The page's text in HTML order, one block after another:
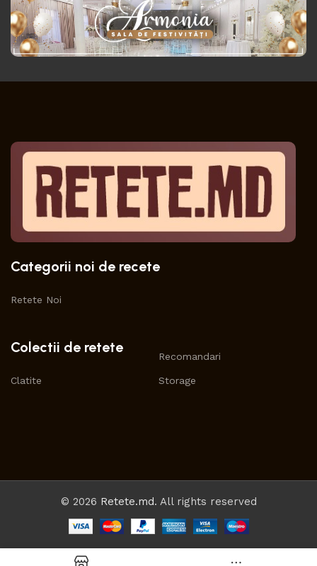
Categorii noi de recete
Retete Noi
Colectii de retete
Clatite
Recomandari
Storage
© 2026 Retete.md. All rights reserved